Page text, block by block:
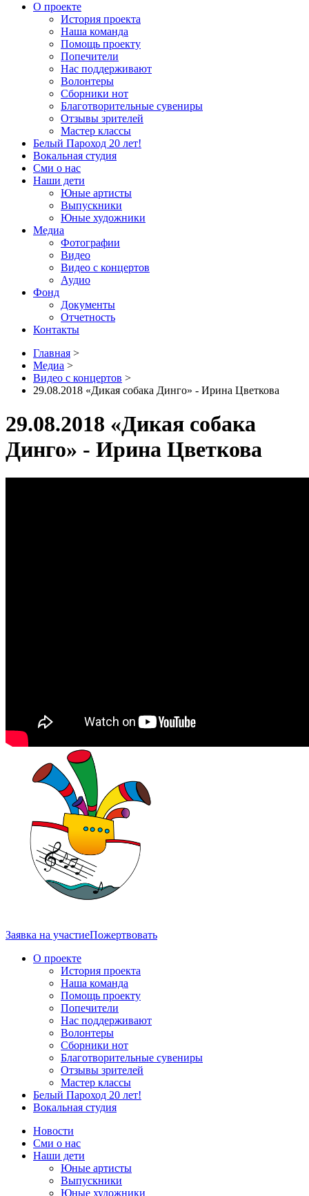
О проекте
История проекта
Наша команда
Помощь проекту
Попечители
Нас поддерживают
Волонтеры
Сборники нот
Благотворительные сувениры
Отзывы зрителей
Мастер классы
Белый Пароход 20 лет!
Вокальная студия
Сми о нас
Наши дети
Юные артисты
Выпускники
Юные художники
Медиа
Фотографии
Видео
Видео с концертов
Аудио
Фонд
Документы
Отчетность
Контакты
Главная >
Медиа >
Видео с концертов >
29.08.2018 «Дикая собака Динго» - Ирина Цветкова
29.08.2018 «Дикая собака
Динго» - Ирина Цветкова
Заявка на участиеПожертвовать
О проекте
История проекта
Наша команда
Помощь проекту
Попечители
Нас поддерживают
Волонтеры
Сборники нот
Благотворительные сувениры
Отзывы зрителей
Мастер классы
Белый Пароход 20 лет!
Вокальная студия
Новости
Сми о нас
Наши дети
Юные артисты
Выпускники
Юные художники